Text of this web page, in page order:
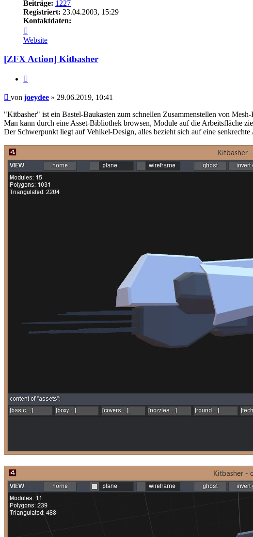
Beiträge: 1227
Registriert: 23.04.2003, 15:29
Kontaktdaten:
von
joeydee
Website
[ZFX Action] Kitbasher
Beitrag
von joeydee » 29.06.2019, 10:41
"Kitbasher" ist ein Bastel-Baukasten zum schnellen Zusammenstellen von
Man kann durch eine Asset-Bibliothek browsen, Module auf die Arbeitsfläche
Der Schwerpunkt liegt auf Vehikel-Design, alles bezieht sich auf eine senkrechte